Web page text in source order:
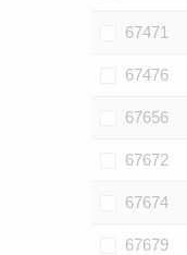
67471
67476
67656
67672
67674
67679